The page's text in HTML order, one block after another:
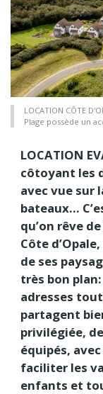
LOCATION CÔTE
Plage possède un
LOCATION
côtoyant les
avec vue sur
bateaux…
qu’on rêve
Côte
de ses
très bon
adresses
partagent
privilégiée,
équipés,
faciliter les
enfants et